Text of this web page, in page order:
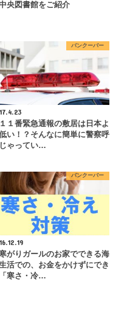
央図書館をご紹介
バンクーバー
１番緊急通報の敷居は日本よ
い！？そんなに簡単に警察呼
ゃってい…
バンクーバー
がりガールのお家でできる海
活での、お金をかけずにでき
寒さ・冷…